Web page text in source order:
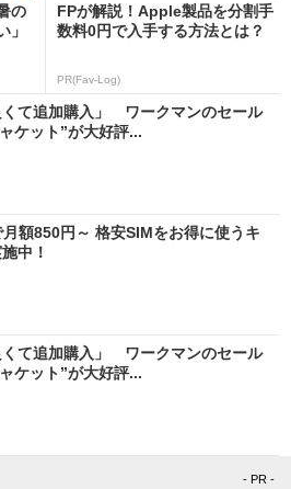
の
」
FPが解説！Apple製品を分割手
数料0円で入手する方法とは？
PR(Fav-Log)
くて追加購入」 ワークマンのセール
ケット”が大好評...
額850円～ 格安SIMをお得に使うキ
中！
くて追加購入」 ワークマンのセール
ケット”が大好評...
- PR -